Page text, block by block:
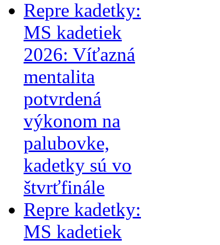
Repre kadetky:
MS kadetiek
2026: Víťazná
mentalita
potvrdená
výkonom na
palubovke,
kadetky sú vo
štvrťfinále
Repre kadetky:
MS kadetiek